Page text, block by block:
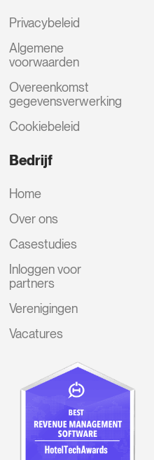
Privacybeleid
Algemene
voorwaarden
Overeenkomst
gegevensverwerking
Cookiebeleid
Bedrijf
Home
Over ons
Casestudies
Inloggen voor
partners
Verenigingen
Vacatures